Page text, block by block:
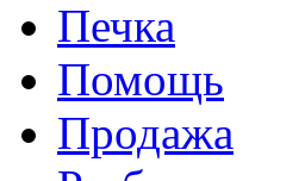
Печка
Помощь
Продажа